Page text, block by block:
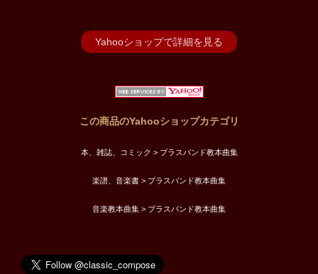
Yahooショップで詳細を見る
この商品のYahooショップカテゴリ
本、雑誌、コミック > ブラスバンド教本曲集
楽譜、音楽書 > ブラスバンド教本曲集
音楽教本曲集 > ブラスバンド教本曲集